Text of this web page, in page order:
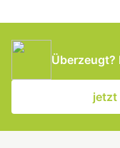
Überzeugt?
jetzt